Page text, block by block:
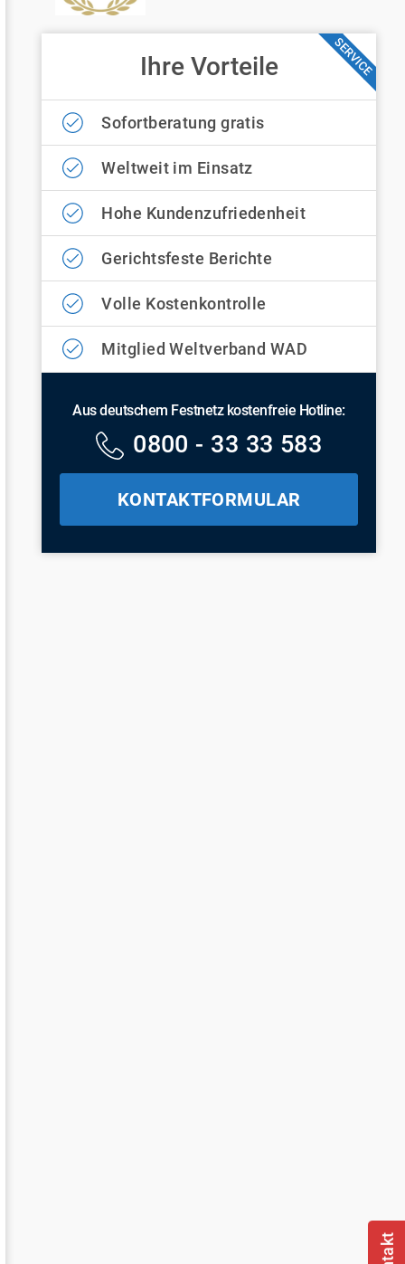
SERVICE
Ihre Vorteile
Sofortberatung gratis
Weltweit im Einsatz
Hohe Kundenzufriedenheit
Gerichtsfeste Berichte
Volle Kostenkontrolle
Mitglied Weltverband WAD
Aus deutschem Festnetz kostenfreie Hotline:
0800 - 33 33 583
KONTAKTFORMULAR